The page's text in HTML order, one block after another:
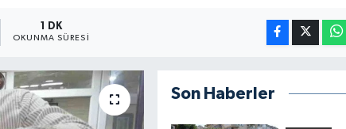
1 DK
OKUNMA SÜRESI
Son Haberler